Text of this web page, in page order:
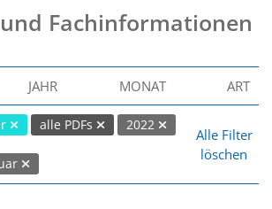
Fachinformationen
JAHR MONAT ART
alle PDFs 2022
Alle Filter
löschen